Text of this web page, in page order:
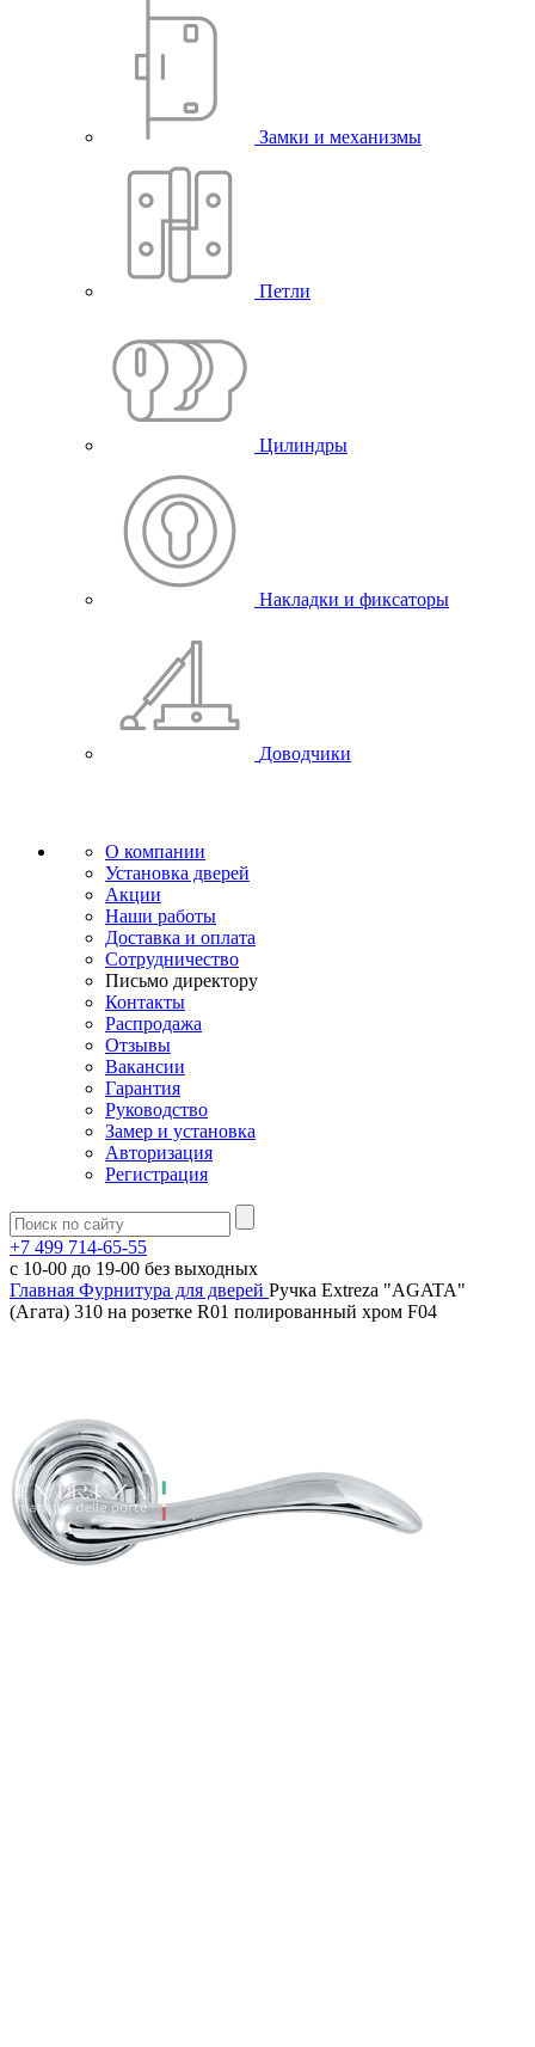
Замки и механизмы
Петли
Цилиндры
Накладки и фиксаторы
Доводчики
О компании
Установка дверей
Акции
Наши работы
Доставка и оплата
Сотрудничество
Письмо директору
Контакты
Распродажа
Отзывы
Вакансии
Гарантия
Руководство
Замер и установка
Авторизация
Регистрация
+7 499 714-65-55
с 10-00 до 19-00 без выходных
Главная Фурнитура для дверей Ручка Extreza "AGATA"
(Агата) 310 на розетке R01 полированный хром F04